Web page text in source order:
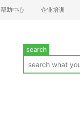
帮助中心 企业培训
search